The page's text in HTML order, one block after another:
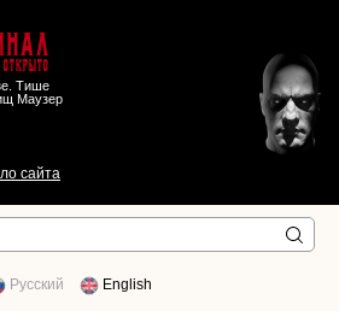
Тише
Маузер
сайта
Русский English